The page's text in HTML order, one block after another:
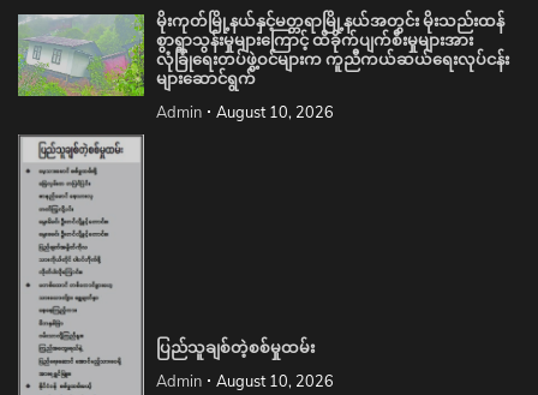
မိုးကုတ်မြို့နယ်နှင့်မတ္တရာမြို့နယ်အတွင်း မိုးသည်းထန်
စွာရွာသွန်းမှုများကြောင့် ထိခိုက်ပျက်စီးမှုများအား
လုံခြုံရေးတပ်ဖွဲ့ဝင်များက ကူညီကယ်ဆယ်ရေးလုပ်ငန်း
များဆောင်ရွက်
Admin August 10, 2026
ပြည်သူချစ်တဲ့စစ်မှုထမ်း
Admin August 10, 2026